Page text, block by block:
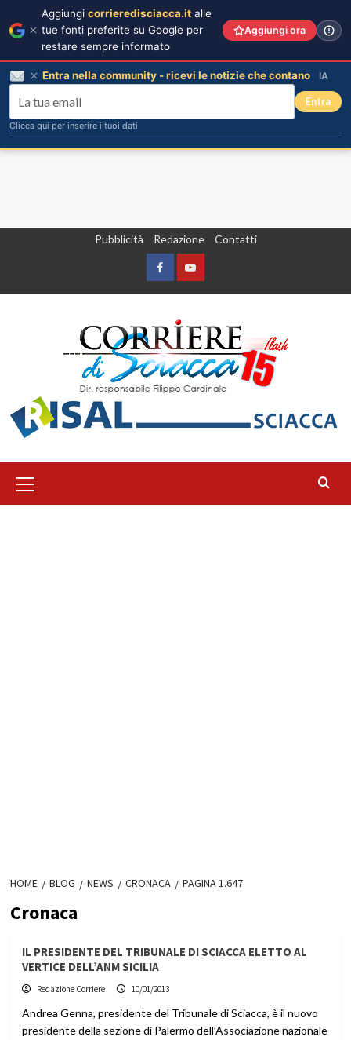
Pubblicità Redazione Contatti
FacebookYountube
principale
HOME BLOG NEWS CRONACA PAGINA 1.647
Cronaca
IL PRESIDENTE DEL TRIBUNALE DI SCIACCA ELETTO AL
VERTICE DELL’ANM SICILIA
Redazione Corriere 10/01/2013
Andrea Genna, presidente del Tribunale di Sciacca, è il nuovo
presidente della sezione di Palermo dell’Associazione nazionale
Aggiungi corrieredisciacca.it alle
tue fonti preferite su Google per
restare sempre informato
Aggiungi ora
Entra nella community - ricevi le notizie che contano IA
Entra
Clicca qui per inserire i tuoi dati